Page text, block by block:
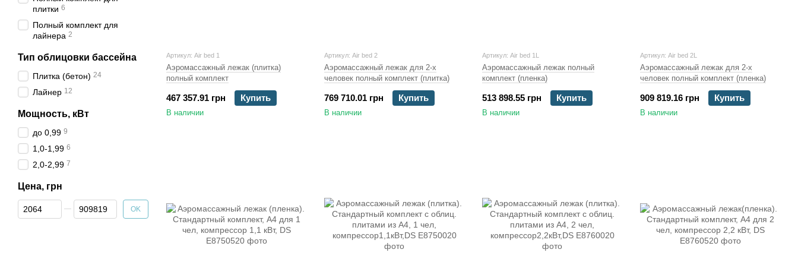
Артикул: Air bed 1
Аэромассажный лежак (плитка)
полный комплект
467 357.91 грн Купить
В наличии
Артикул: Air bed 2
Аэромассажный лежак для 2-х
человек полный комплект (плитка)
769 710.01 грн Купить
В наличии
Артикул: Air bed 1L
Аэромассажный лежак полный
комплект (пленка)
513 898.55 грн Купить
В наличии
Артикул: Air bed 2L
Аэромассажный лежак для 2-х
человек полный комплект (пленка)
909 819.16 грн Купить
В наличии
плитки 6
Полный комплект для
лайнера 2
Тип облицовки бассейна
Плитка (бетон) 24
Лайнер 12
Мощность, кВт
до 0,99 9
1,0-1,99 6
2,0-2,99 7
Цена, грн
От Цена, грн
До Цена, грн OK